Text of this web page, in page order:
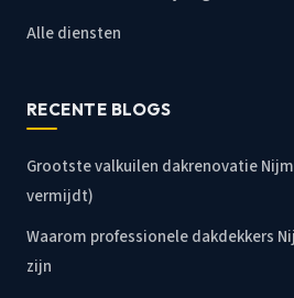
Alle diensten
RECENTE BLOGS
Grootste valkuilen dakrenovatie
vermijdt)
Waarom professionele dakdekkers
zijn